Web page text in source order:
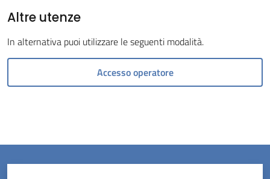
on-
Altre utenze
In alternativa puoi utilizzare le seguenti modalità.
Accesso operatore